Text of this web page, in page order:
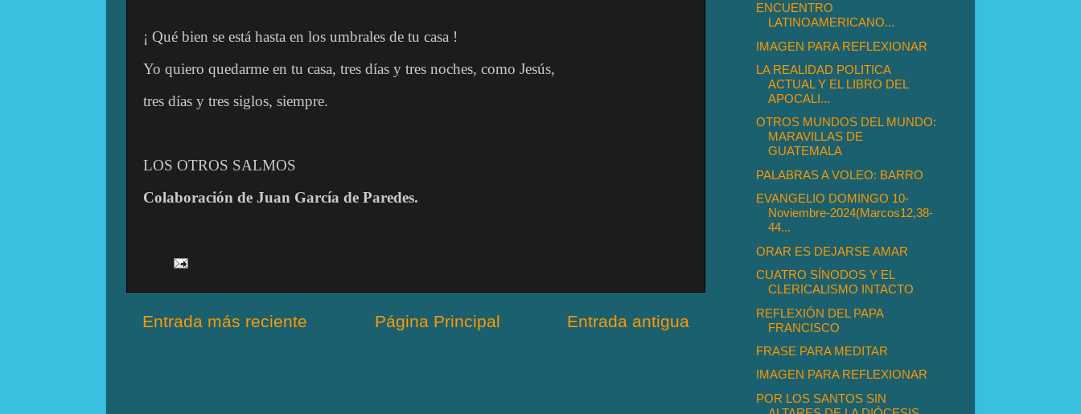
¡ Qué bien se está hasta en los umbrales de tu casa !
Yo quiero quedarme en tu casa, tres días y tres noches, como Jesús,
tres días y tres siglos, siempre.
LOS OTROS SALMOS
Colaboración de Juan García de Paredes.
Entrada más reciente Entrada antigua
Página Principal
ENCUENTRO
LATINOAMERICANO...
IMAGEN PARA REFLEXIONAR
LA REALIDAD POLITICA
ACTUAL Y EL LIBRO DEL
APOCALI...
OTROS MUNDOS DEL MUNDO:
MARAVILLAS DE
GUATEMALA
PALABRAS A VOLEO: BARRO
EVANGELIO DOMINGO 10-
Noviembre-2024(Marcos12,38-
44...
ORAR ES DEJARSE AMAR
CUATRO SÍNODOS Y EL
CLERICALISMO INTACTO
REFLEXIÓN DEL PAPA
FRANCISCO
FRASE PARA MEDITAR
IMAGEN PARA REFLEXIONAR
POR LOS SANTOS SIN